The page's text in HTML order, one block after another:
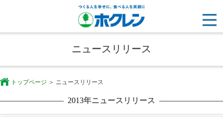
ニュースリリース
トップページ ニュースリリース
2013年ニュースリリース